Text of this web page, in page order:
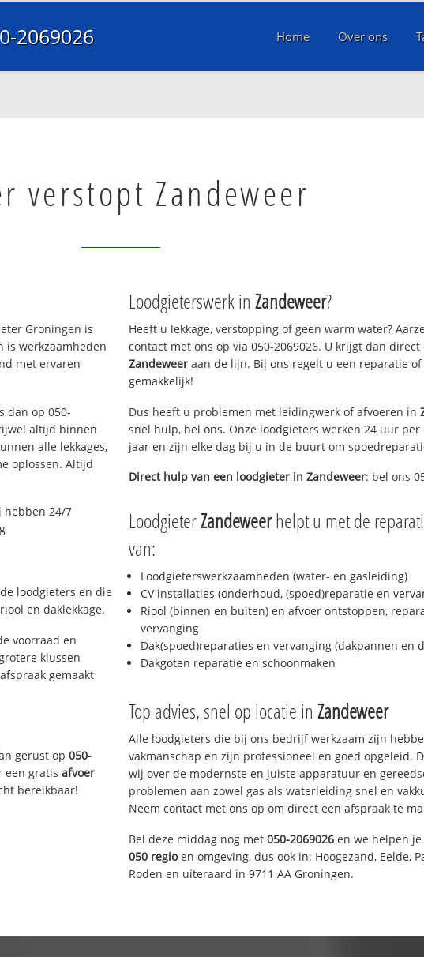
2069026 Home Over ons
verstopt Zandeweer
Groningen is
is werkzaamheden
met ervaren
dan op 050-
altijd binnen
alle lekkages,
oplossen. Altijd
hebben 24/7
loodgieters en die
en daklekkage.
voorraad en
klussen
gemaakt
gerust op050-
een gratisafvoer
bereikbaar!
Loodgieterswerk in Zandeweer?
Heeft u lekkage, verstopping of geen warm water?
contact met ons op via 050-2069026. U krijgt dan
Zandeweer aan de lijn. Bij ons regelt u een reparatie
gemakkelijk!
Dus heeft u problemen met leidingwerk of afvoeren in
snel hulp, bel ons. Onze loodgieters werken 24 uur per
jaar en zijn elke dag bij u in de buurt om
Direct hulp van een loodgieter in Zandeweer: bel ons
LoodgieterZandeweerhelpt u met de
van:
Loodgieterswerkzaamheden (water- en gasleiding)
CV installaties (onderhoud, (spoed)reparatie en
Riool (binnen en buiten) en afvoer ontstoppen,
vervanging
Dak(spoed)reparaties en vervanging (dakpannen en
Dakgoten reparatie en schoonmaken
Top advies, snel op locatie in Zandeweer
Alle loodgieters die bij ons bedrijf werkzaam zijn
vakmanschap en zijn professioneel en goed opgeleid.
wij over de modernste en juiste apparatuur en
problemen aan zowel gas als waterleiding snel en
Neem contact met ons op om direct een afspraak te
Bel deze middag nog met 050-2069026 en we helpen
050 regioen omgeving, dus ook in: Hoogezand, Eelde,
Roden en uiteraard in 9711 AA Groningen.